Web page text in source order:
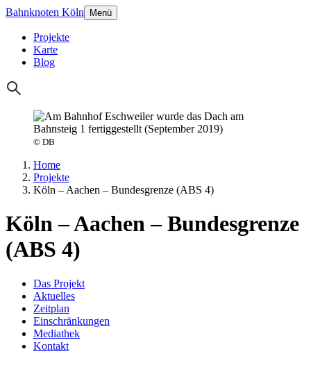
Bahnknoten Köln Menü
Projekte
Karte
Blog
© DB
Home
Projekte
Köln – Aachen – Bundesgrenze (ABS 4)
Köln – Aachen – Bundesgrenze
(ABS 4)
Das Projekt
Aktuelles
Zeitplan
Einschränkungen
Mediathek
Kontakt